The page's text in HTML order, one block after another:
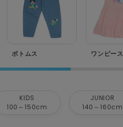
ボトムス ワンピース
KIDS
100～150cm
JUNIOR
140～160cm